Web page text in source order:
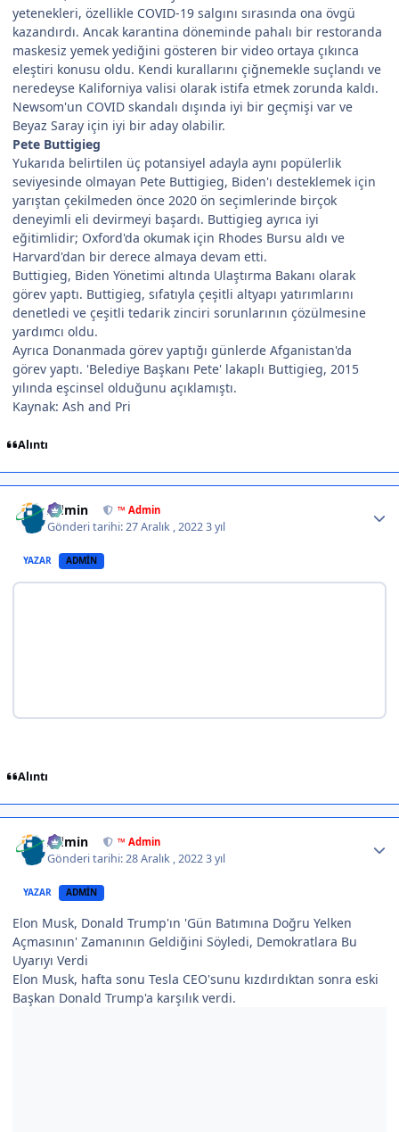
yetenekleri, özellikle COVID-19 salgını sırasında ona övgü
kazandırdı. Ancak karantina döneminde pahalı bir restoranda
maskesiz yemek yediğini gösteren bir video ortaya çıkınca
eleştiri konusu oldu. Kendi kurallarını çiğnemekle suçlandı ve
neredeyse Kaliforniya valisi olarak istifa etmek zorunda kaldı.
Newsom'un COVID skandalı dışında iyi bir geçmişi var ve
Beyaz Saray için iyi bir aday olabilir.
Pete Buttigieg
Yukarıda belirtilen üç potansiyel adayla aynı popülerlik
seviyesinde olmayan Pete Buttigieg, Biden'ı desteklemek için
yarıştan çekilmeden önce 2020 ön seçimlerinde birçok
deneyimli eli devirmeyi başardı. Buttigieg ayrıca iyi
eğitimlidir; Oxford'da okumak için Rhodes Bursu aldı ve
Harvard'dan bir derece almaya devam etti.
Buttigieg, Biden Yönetimi altında Ulaştırma Bakanı olarak
görev yaptı. Buttigieg, sıfatıyla çeşitli altyapı yatırımlarını
denetledi ve çeşitli tedarik zinciri sorunlarının çözülmesine
yardımcı oldu.
Ayrıca Donanmada görev yaptığı günlerde Afganistan'da
görev yaptı. 'Belediye Başkanı Pete' lakaplı Buttigieg, 2015
yılında eşcinsel olduğunu açıklamıştı.
Kaynak: Ash and Pri
Alıntı
Admin ™ Admin
Gönderi tarihi:27 Aralık , 20223 yıl
YAZAR ADMIN
Alıntı
Admin ™ Admin
Gönderi tarihi:28 Aralık , 20223 yıl
YAZAR ADMIN
Elon Musk, Donald Trump'ın 'Gün Batımına Doğru Yelken
Açmasının' Zamanının Geldiğini Söyledi, Demokratlara Bu
Uyarıyı Verdi
Elon Musk, hafta sonu Tesla CEO'sunu kızdırdıktan sonra eski
Başkan Donald Trump'a karşılık verdi.